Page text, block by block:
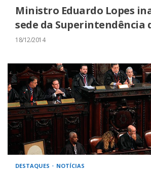
Ministro Eduardo Lopes
sede da Superintendência
18/12/2014
DESTAQUES NOTÍCIAS